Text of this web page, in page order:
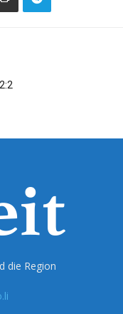
die Region